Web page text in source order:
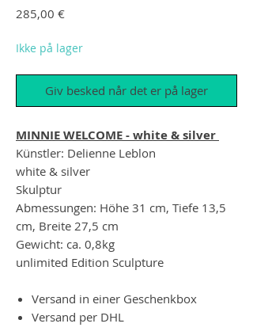
285,00 €Pris
Ikke på lager
Giv besked når det er på lager
MINNIE WELCOME - white & silver
Künstler: Delienne Leblon
white & silver
Skulptur
Abmessungen: Höhe 31 cm, Tiefe 13,5
cm, Breite 27,5 cm
Gewicht: ca. 0,8kg
unlimited Edition Sculpture
Versand in einer Geschenkbox
Versand per DHL